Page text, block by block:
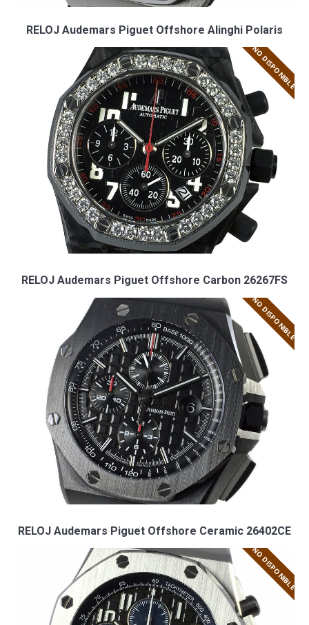
RELOJ Audemars Piguet Offshore Alinghi Polaris
NO DISPONIBLE
RELOJ Audemars Piguet Offshore Carbon 26267FS
NO DISPONIBLE
RELOJ Audemars Piguet Offshore Ceramic 26402CE
NO DISPONIBLE